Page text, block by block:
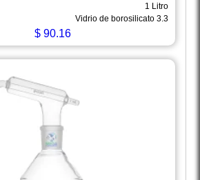
1 Litro
Vidrio de borosilicato 3.3
$90.16